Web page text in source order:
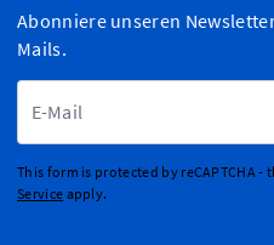
Abonniere unseren
Mails.
This form is protected by reCAPTCHA -
Service apply.